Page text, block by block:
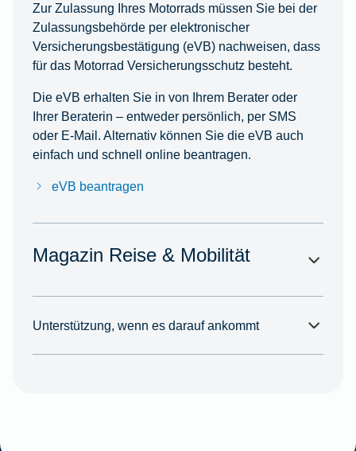
Zur Zulassung Ihres Motorrads müssen Sie bei der
Zulassungsbehörde per elektronischer
Versicherungsbestätigung (eVB) nachweisen, dass
für das Motorrad Versicherungsschutz besteht.
Die eVB erhalten Sie in von Ihrem Berater oder
Ihrer Beraterin – entweder persönlich, per SMS
oder E-Mail. Alternativ können Sie die eVB auch
einfach und schnell online beantragen.
eVB beantragen
Magazin Reise & Mobilität
Unterstützung, wenn es darauf ankommt